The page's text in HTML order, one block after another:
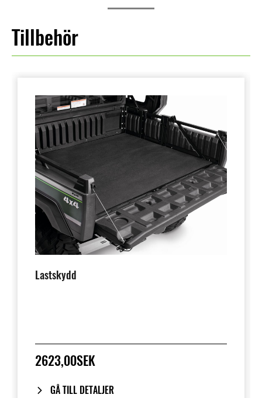
Tillbehör
Lastskydd
2623,00SEK
GÅ TILL DETALJER